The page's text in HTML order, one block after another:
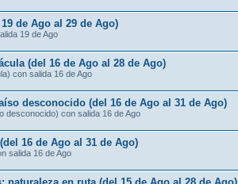
de Ago al 29 de Ago)
19 de Ago
(del 16 de Ago al 28 de Ago)
con salida 16 de Ago
desconocido (del 16 de Ago al 31 de Ago)
desconocido) con salida 16 de Ago
16 de Ago al 31 de Ago)
salida 16 de Ago